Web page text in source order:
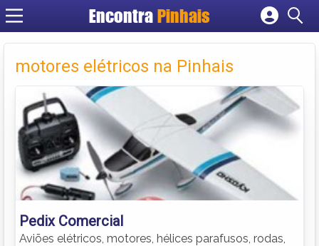
Encontra Pinhais
Cadastrar empresa
Criar conta
motores elétricos na Pinhais
Pedix Comercial
Aviões elétricos, motores, hélices parafusos, rodas,